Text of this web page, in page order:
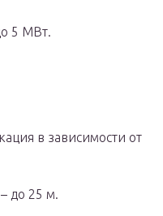
5 МВт.
в зависимости от
до 25 м.